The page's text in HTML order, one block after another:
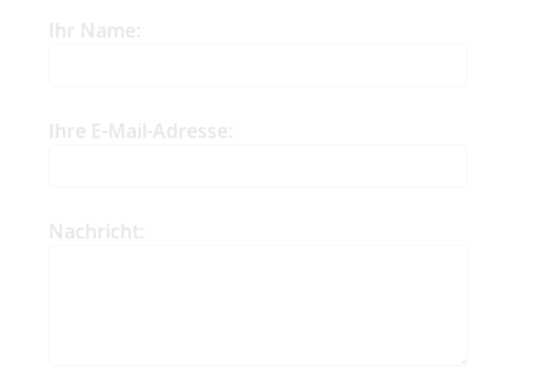
Ihr Name:
Ihre E-Mail-Adresse:
Nachricht: